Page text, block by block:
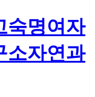
숙명여자
소자연과